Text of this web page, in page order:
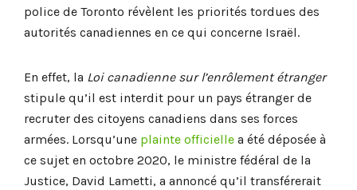
police de Toronto révèlent les priorités tordues des
autorités canadiennes en ce qui concerne Israël.
En effet, la Loi canadienne sur l’enrôlement étranger
stipule qu’il est interdit pour un pays étranger de
recruter des citoyens canadiens dans ses forces
armées. Lorsqu’une plainte officielle a été déposée à
ce sujet en octobre 2020, le ministre fédéral de la
Justice, David Lametti, a annoncé qu’il transférerait